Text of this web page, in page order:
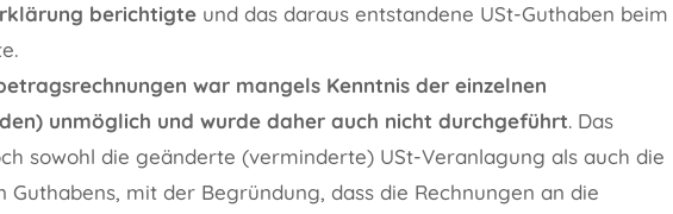
berichtigte und das daraus entstandene USt-Guthaben beim
war mangels Kenntnis der einzelnen
unmöglich und wurde daher auch nicht durchgeführt. Das
sowohl die geänderte (verminderte) USt-Veranlagung als auch die
Guthabens, mit der Begründung, dass die Rechnungen an die